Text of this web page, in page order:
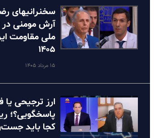
سخنرانیهای
آرش مومنی
ملی مقاومت
۱۴۰۵
۱۵ مرداد ۱۴۰۵
ارز ترجیحی یا
پاسخگویی؟؛
کجا باید